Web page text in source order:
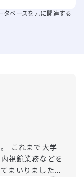
ベースを元に関連する
これまで大学
視鏡業務などを
まいりました。